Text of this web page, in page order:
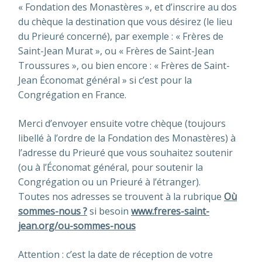
« Fondation des Monastères », et d’inscrire au dos
du chèque la destination que vous désirez (le lieu
du Prieuré concerné), par exemple : « Frères de
Saint-Jean Murat », ou « Frères de Saint-Jean
Troussures », ou bien encore : « Frères de Saint-
Jean Économat général » si c’est pour la
Congrégation en France.
Merci d’envoyer ensuite votre chèque (toujours
libellé à l’ordre de la Fondation des Monastères) à
l’adresse du Prieuré que vous souhaitez soutenir
(ou à l’Économat général, pour soutenir la
Congrégation ou un Prieuré à l’étranger).
Toutes nos adresses se trouvent à la rubrique Où
sommes-nous ?si besoin www.freres-saint-
jean.org/ou-sommes-nous
Attention : c’est la date de réception de votre